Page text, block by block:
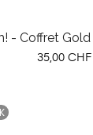
- Coffret
Prix
35,00 CHF